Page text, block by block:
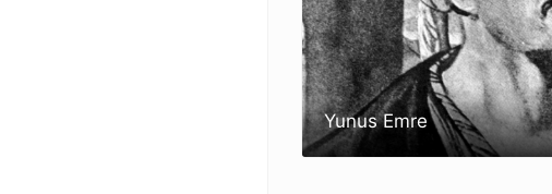
Yunus Emre